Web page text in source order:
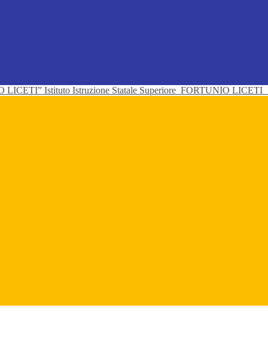
Istituto Istruzione Statale Superiore FORTUNIO LICETI